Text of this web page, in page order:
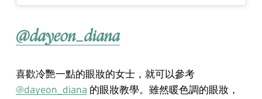
@dayeon_diana
喜歡冷艷一點的眼妝的女士，就可以參考
@dayeon_diana 的眼妝教學。雖然暖色調的眼妝，